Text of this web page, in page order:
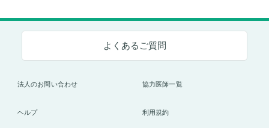
よくあるご質問
法人のお問い合わせ 協力医師一覧
ヘルプ 利用規約